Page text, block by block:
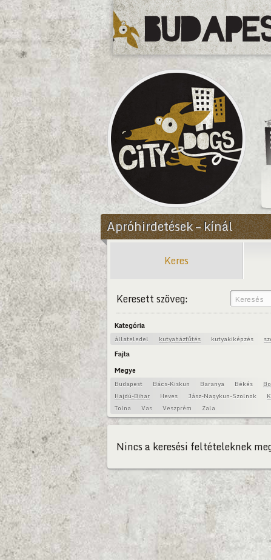
CityDogs
Apróhirdetések – kínál
Keres
Keresett szöveg:
Kategória
állateledel kutyaházfűtés kutyakiképzés
Fajta
Megye
Budapest Bács-Kiskun Baranya Békés
Hajdú-Bihar
Heves Jász-Nagykun-Szolnok
Tolna
Vas Veszprém Zala
Nincs a keresési feltételeknek